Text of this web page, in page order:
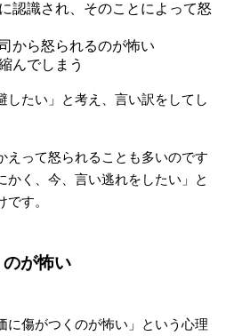
認識され、そのことによって怒
から怒られるのが怖い
んでしまう
したい」と考え、言い訳をしてし
えって怒られることも多いのです
かく、今、言い逃れをしたい」と
す。
が怖い
に傷がつくのが怖い」という心理